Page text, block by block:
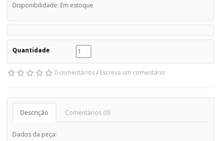
Disponibilidade: Em estoque
Quantidade
0 comentários/ Escreva um comentário
Descrição Comentários (0)
Dados da peça: